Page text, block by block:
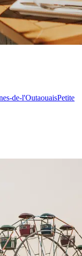
de-l'OutaouaisPetite